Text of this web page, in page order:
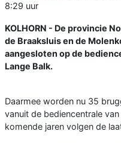
8:29 uur
KOLHORN - De provincie
de Braaksluis en de
aangesloten op de
Lange Balk.
Daarmee worden nu 35
vanuit de bediencentrale
komende jaren volgen de